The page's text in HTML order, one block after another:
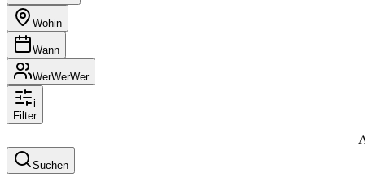
Wohin
Wann
WerWerWer
i
Filter
Suchen